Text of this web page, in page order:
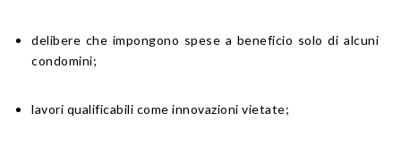
delibere che impongono spese a beneficio solo di alcuni
condomini;
lavori qualificabili come innovazioni vietate;